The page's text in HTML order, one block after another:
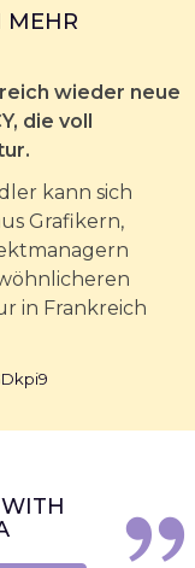
MEHR
wieder neue
die voll
kann sich
Grafikern,
in Frankreich